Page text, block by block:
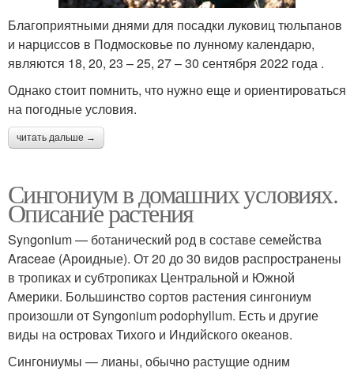
Благоприятными днями для посадки луковиц тюльпанов
и нарциссов в Подмосковье по лунному календарю,
являются 18, 20, 23 – 25, 27 – 30 сентября 2022 года .
Однако стоит помнить, что нужно еще и ориентироваться
на погодные условия.
читать дальше →
Сингониум в домашних условиях.
Описание растения
Syngonium — ботанический род в составе семейства
Araceae (Ароидные). От 20 до 30 видов распространены
в тропиках и субтропиках Центральной и Южной
Америки. Большинство сортов растения сингониум
произошли от Syngonium podophyllum. Есть и другие
виды на островах Тихого и Индийского океанов.
Сингониумы — лианы, обычно растущие одним